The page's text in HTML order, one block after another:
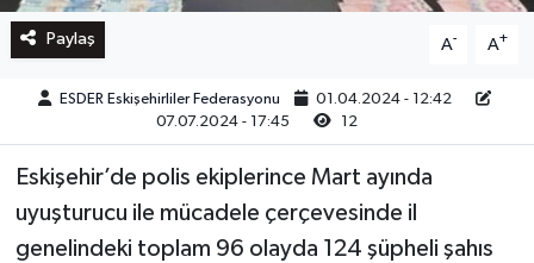
Paylaş A- A+
ESDER Eskişehirliler Federasyonu
01.04.2024 - 12:42
07.07.2024 - 17:45
12
Eskişehir’de polis ekiplerince Mart ayında
uyuşturucu ile mücadele çerçevesinde il
genelindeki toplam 96 olayda 124 şüpheli şahıs